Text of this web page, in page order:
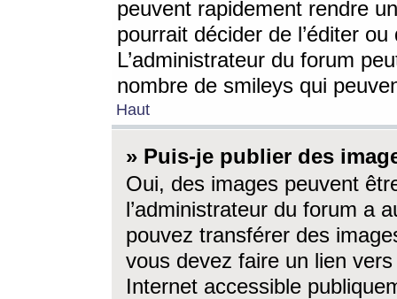
peuvent rapidement rendre
pourrait décider de l’éditer
L’administrateur du forum
nombre de smileys qui
Haut
» Puis-je publier des
Oui, des images peuvent
l’administrateur du forum a
pouvez transférer des
vous devez faire un lien
Internet accessible